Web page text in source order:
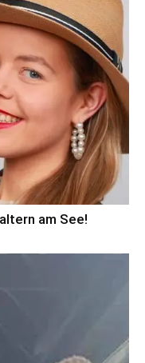
am See!